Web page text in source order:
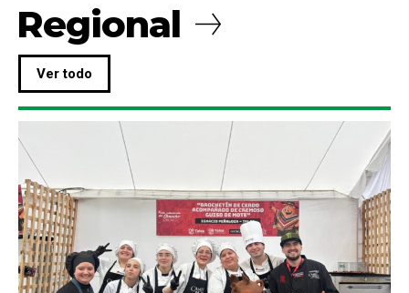
Regional
Ver todo